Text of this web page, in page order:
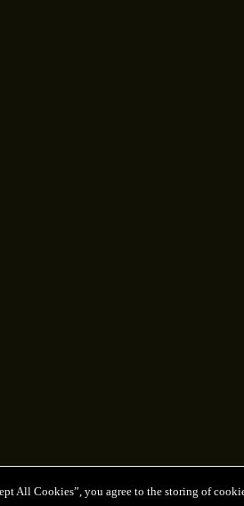
All Cookies”, you agree to the storing of